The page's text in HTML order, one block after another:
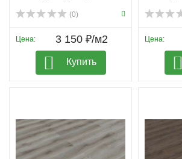
(0)
Цена: 3 150 ₽/м2
Купить
Цена: